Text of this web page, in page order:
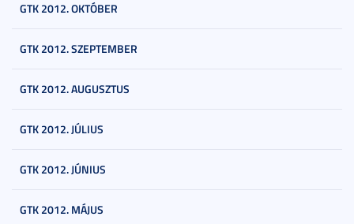
GTK 2012. OKTÓBER
GTK 2012. SZEPTEMBER
GTK 2012. AUGUSZTUS
GTK 2012. JÚLIUS
GTK 2012. JÚNIUS
GTK 2012. MÁJUS